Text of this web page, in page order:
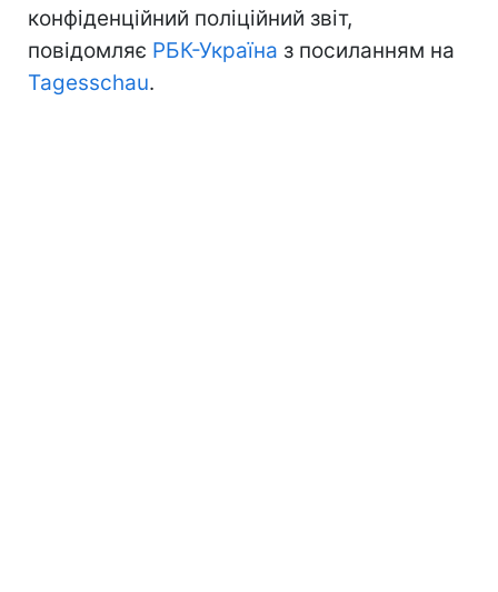
конфіденційний поліційний звіт,
повідомляє РБК-Україна з посиланням на
Tagesschau.